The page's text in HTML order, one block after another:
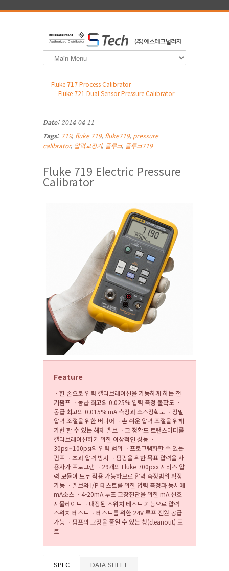
Fluke 717 Process Calibrator
Fluke 721 Dual Sensor Pressure Calibrator
Date: 2014-04-11
Tags: 719, fluke 719, fluke719, pressure
calibrator, 압력교정기, 플루크, 플루크719
Fluke 719 Electric Pressure
Calibrator
Feature
ㆍ 한 손으로 압력 캘리브레이션을 가능하게 하는 전
기펌프 ㆍ동급 최고의 0.025% 압력 측정 불확도 ㆍ
동급 최고의 0.015% mA 측정과 소스정확도 ㆍ정밀
압력 조절을 위한 버니어 ㆍ손 쉬운 압력 조절을 위해
가변 할 수 있는 해제 밸브 ㆍ고 정확도 트랜스미터를
캘리브레이션하기 위한 이상적인 성능 ㆍ
30psi~100psi의 압력 범위 ㆍ프로그램화할 수 있는
펌프 ㆍ초과 압력 방지 ㆍ펌핑을 위한 목표 압력을 사
용자가 프로그램 ㆍ29개의 Fluke-700pxx 시리즈 압
력 모듈이 모두 적용 가능하므로 압력 측정범위 확장
가능 ㆍ밸브와 I/P 테스트를 위한 압력 측정과 동시에
mA소스 ㆍ4-20mA 루프 고장진단을 위한 mA 신호
시뮬레이트 ㆍ내장된 스위치 테스트 기능으로 압력
스위치 테스트 ㆍ테스트를 위한 24V 루프 전원 공급
가능 ㆍ펌프의 고장을 줄일 수 있는 청(cleanout) 포
트
SPEC DATA SHEET